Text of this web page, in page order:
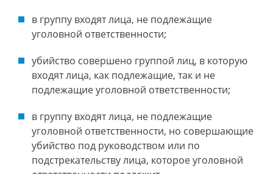
в группу входят лица, не подлежащие
уголовной ответственности;
убийство совершено группой лиц, в которую
входят лица, как подлежащие, так и не
подлежащие уголовной ответственности;
в группу входят лица, не подлежащие
уголовной ответственности, но совершающие
убийство под руководством или по
подстрекательству лица, которое уголовной